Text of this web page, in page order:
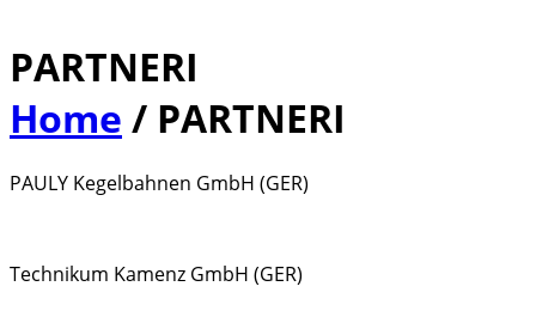
PARTNERI
Home / PARTNERI
PAULY Kegelbahnen GmbH (GER)
Technikum Kamenz GmbH (GER)